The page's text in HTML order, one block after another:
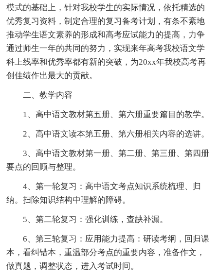
模式的基础上，针对我校学生的实际情况，依托精选的
优秀复习资料，制定合理的复习备考计划，有条不紊地
推动学生语文素养的形成和高考应试能力的提高，力争
通过师生一年的共同的努力，实现来年高考我校语文学
科上线率和优秀率都有新的突破，为20xx年我校高考再
创佳绩作出最大的贡献。
二、教学内容
1、高中语文教材第五册、第六册重要篇目的教学。
2、高中语文读本第五册、第六册相关内容的选讲。
3、高中语文教材第一册、第二册、第三册、第四册
要点的回顾与整理。
4、第一轮复习：高中语文考点知识系统梳理、归
纳。扫除知识结构中理解的障碍。
5、第二轮复习：强化训练，查缺补漏。
6、第三轮复习：应用能力提高：研读考纲，回归课
本，看纠错本，重温部分考点的重要内容，准备作文，
做真题，调整状态，进入考试时间。